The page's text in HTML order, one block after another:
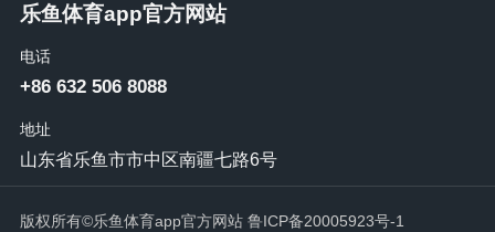
乐鱼体育app官方网站
电话
+86 632 506 8088
地址
山东省乐鱼市市中区南疆七路6号
版权所有©乐鱼体育app官方网站 鲁ICP备20005923号-1